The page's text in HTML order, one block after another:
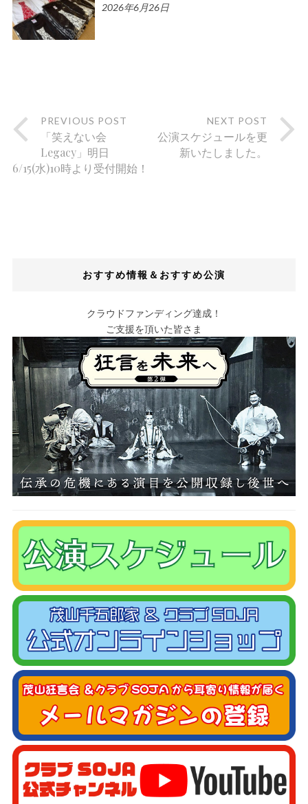
2026年6月26日
PREVIOUS POST
「笑えない会
Legacy」明日
6/15(水)10時より受付開始！
NEXT POST
公演スケジュールを更
新いたしました。
おすすめ情報＆おすすめ公演
クラウドファンディング達成！
ご支援を頂いた皆さま